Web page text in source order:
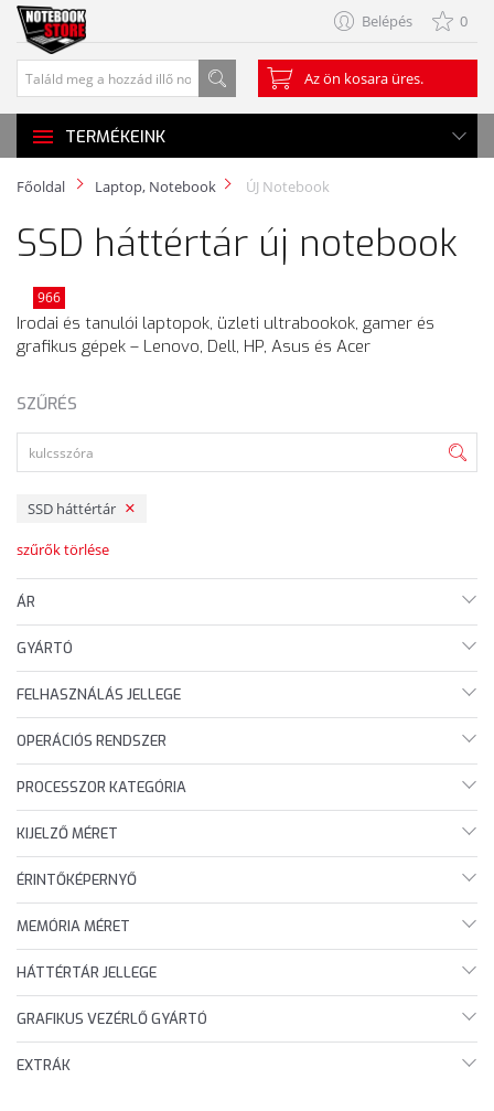
Belépés 0
Az ön kosara üres.
TERMÉKEINK
Főoldal Laptop, Notebook ÚJ Notebook
SSD háttértár új notebook
966
Irodai és tanulói laptopok, üzleti ultrabookok, gamer és
grafikus gépek – Lenovo, Dell, HP, Asus és Acer
SZŰRÉS
SSD háttértár
szűrők törlése
ÁR
GYÁRTÓ
FELHASZNÁLÁS JELLEGE
OPERÁCIÓS RENDSZER
PROCESSZOR KATEGÓRIA
KIJELZŐ MÉRET
ÉRINTŐKÉPERNYŐ
MEMÓRIA MÉRET
HÁTTÉRTÁR JELLEGE
GRAFIKUS VEZÉRLŐ GYÁRTÓ
EXTRÁK